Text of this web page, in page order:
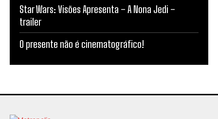
Star Wars: Visões Apresenta – A Nona Jedi –
trailer
O presente não é cinematográfico!